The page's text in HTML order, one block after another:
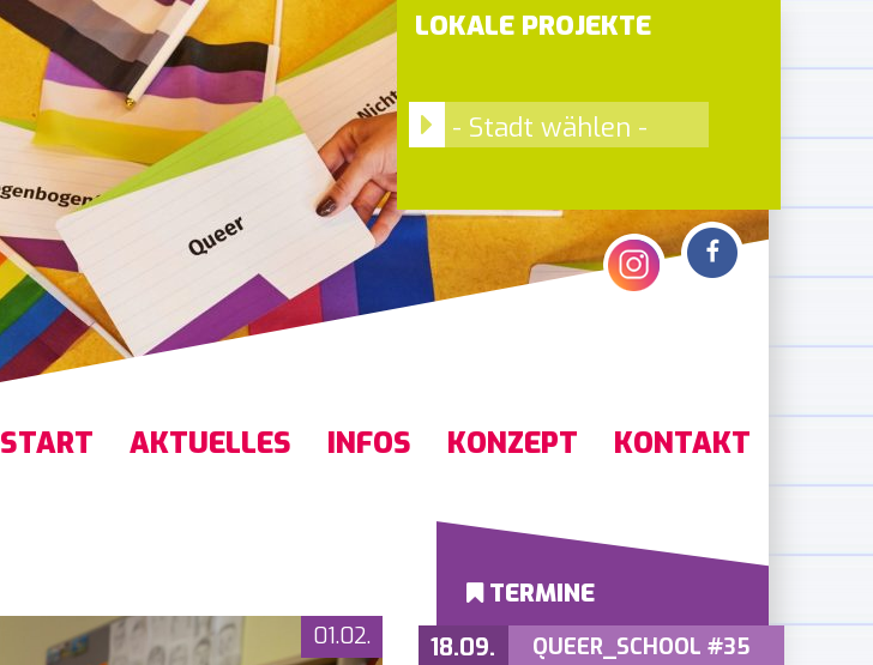
- Stadt wählen -
LOKALE PROJEKTE
START AKTUELLES INFOS KONZEPT KONTAKT
01.02.
TERMINE
18.09.
QUEER_SCHOOL #35